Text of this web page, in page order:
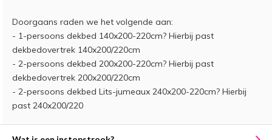
Doorgaans raden we het volgende aan:
- 1-persoons dekbed 140x200-220cm? Hierbij past
dekbedovertrek 140x200/220cm
- 2-persoons dekbed 200x200-220cm? Hierbij past
dekbedovertrek 200x200/220cm
- 2-persoons dekbed Lits-jumeaux 240x200-220cm? Hierbij
past 240x200/220